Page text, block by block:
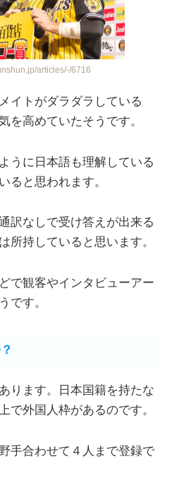
articles/-/6716
イトがダラダラしている
を高めていたそうです。
うに日本語も理解している
ると思われます。
訳なしで受け答えが出来る
所持していると思います。
で観客やインタビューアー
です。
ります。日本国籍を持たな
で外国人枠があるのです。
手合わせて４人まで登録で